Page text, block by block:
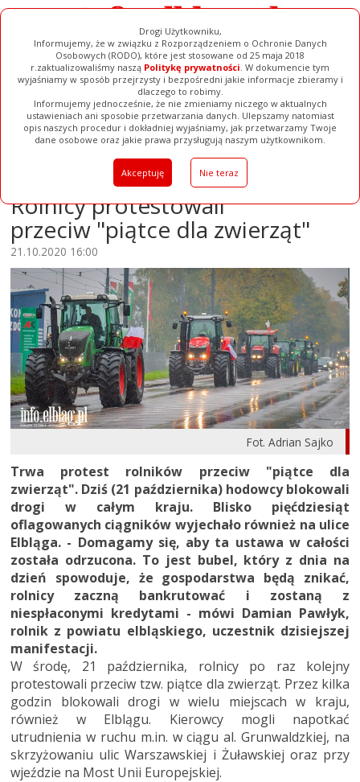
Drogi Użytkowniku,
Informujemy, że w związku z Rozporządzeniem o Ochronie Danych
Osobowych (RODO), które jest stosowane od 25 maja 2018
r.zaktualizowaliśmy naszą Politykę prywatności. W dokumencie tym
wyjaśniamy w sposób przejrzysty i bezpośredni jakie informacje zbieramy i
dlaczego to robimy.
Informujemy jednocześnie, że nie zmieniamy niczego w aktualnych
ustawieniach ani sposobie przetwarzania danych. Ulepszamy natomiast
opis naszych procedur i dokładniej wyjaśniamy, jak przetwarzamy Twoje
dane osobowe oraz jakie prawa przysługują naszym użytkownikom.
Akceptuję Nie teraz
Ogłoszenia
Filmy Galerie
Baza Firm
Pełna Wersja
Elbląg: Ciągniki na ulicach.
Rolnicy protestowali
przeciw "piątce dla zwierząt"
21.10.2020 16:00
Fot. Adrian Sajko
Trwa protest rolników przeciw "piątce dla
zwierząt". Dziś (21 października) hodowcy blokowali
drogi w całym kraju. Blisko pięćdziesiąt
oflagowanych ciągników wyjechało również na ulice
Elbląga. - Domagamy się, aby ta ustawa w całości
została odrzucona. To jest bubel, który z dnia na
dzień spowoduje, że gospodarstwa będą znikać,
rolnicy zaczną bankrutować i zostaną z
niespłaconymi kredytami - mówi Damian Pawłyk,
rolnik z powiatu elbląskiego, uczestnik dzisiejszej
manifestacji.
W środę, 21 października, rolnicy po raz kolejny
protestowali przeciw tzw. piątce dla zwierząt. Przez kilka
godzin blokowali drogi w wielu miejscach w kraju,
również w Elblągu. Kierowcy mogli napotkać
utrudnienia w ruchu m.in. w ciągu al. Grunwaldzkiej, na
skrzyżowaniu ulic Warszawskiej i Żuławskiej oraz przy
wjeździe na Most Unii Europejskiej.